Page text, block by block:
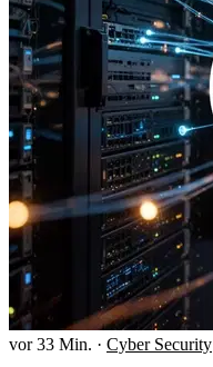
vor 33 Min. · Cyber Security